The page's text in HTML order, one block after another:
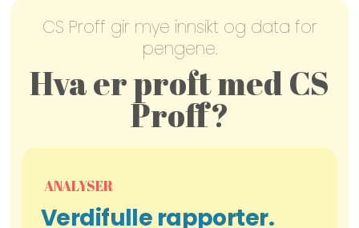
CS Proff gir mye innsikt og data for
pengene.
Hva er proft med CS
Proff?
ANALYSER
Verdifulle rapporter.